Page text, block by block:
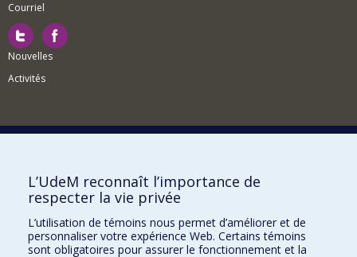
Courriel
Nouvelles
Activités
Comment soutenir le Département?
BESOIN D'AIDE?
Plan du site
Signaler une erreur
L’UdeM reconnaît l’importance de
respecter la vie privée
L’utilisation de témoins nous permet d’améliorer et de
personnaliser votre expérience Web. Certains témoins
sont obligatoires pour assurer le fonctionnement et la